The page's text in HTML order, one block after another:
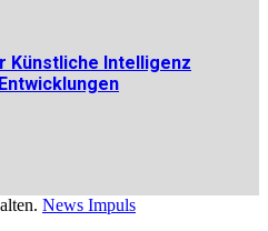
Künstliche Intelligenz
News Impuls